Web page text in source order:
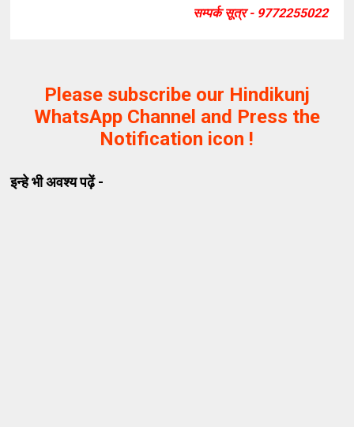
सम्पर्क सूत्र - 9772255022
Please subscribe our Hindikunj
WhatsApp Channel and Press the
Notification icon !
इन्हे भी अवश्य पढ़ें -